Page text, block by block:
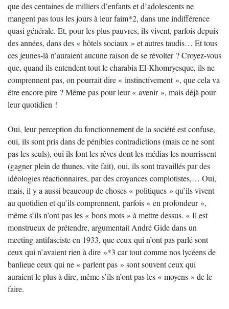
que des centaines de milliers d’enfants et d’adolescents ne
mangent pas tous les jours à leur faim*2, dans une indifférence
quasi générale. Et, pour les plus pauvres, ils vivent, parfois depuis
des années, dans des « hôtels sociaux » et autres taudis… Et tous
ces jeunes-là n’auraient aucune raison de se révolter ? Croyez-vous
que, quand ils entendent tout le charabia El-Khomryesque, ils ne
comprennent pas, on pourrait dire « instinctivement », que cela va
être encore pire ? Même pas pour leur « avenir », mais déjà pour
leur quotidien !
Oui, leur perception du fonctionnement de la société est confuse,
oui, ils sont pris dans de pénibles contradictions (mais ce ne sont
pas les seuls), oui ils font les rêves dont les médias les nourrissent
(gagner plein de thunes, vite fait), oui, ils sont travaillés par des
idéologies réactionnaires, par des croyances complotistes,… Oui,
mais, il y a aussi beaucoup de choses « politiques » qu’ils vivent
au quotidien et qu’ils comprennent, parfois « en profondeur »,
même s’ils n’ont pas les « bons mots » à mettre dessus. « Il est
monstrueux de prétendre, argumentait André Gide dans un
meeting antifasciste en 1933, que ceux qui n’ont pas parlé sont
ceux qui n’avaient rien à dire »*3 car tout comme nos lycéens de
banlieue ceux qui ne « parlent pas » sont souvent ceux qui
auraient le plus à dire, même s’ils n’ont pas les « moyens » de le
faire.